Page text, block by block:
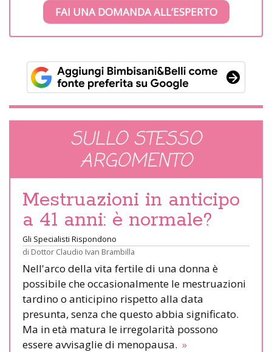
FAI UNA DOMANDA ALL’ESPERTO
SULLO STESSO
ARGOMENTO
Mestruazioni in anticipo
a 41 anni: è normale?
Gli Specialisti Rispondono
di Dottor Claudio Ivan Brambilla
Nell'arco della vita fertile di una donna è
possibile che occasionalmente le mestruazioni
tardino o anticipino rispetto alla data
presunta, senza che questo abbia significato.
Ma in età matura le irregolarità possono
essere avvisaglie di menopausa. »